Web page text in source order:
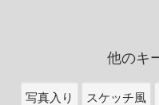
他のキ
写真入り スケッチ風